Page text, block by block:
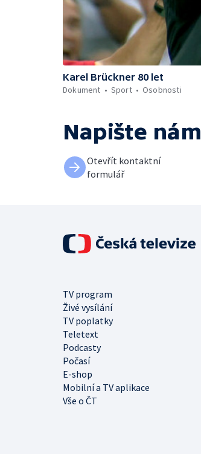
Karel Brückner 80 let
Dokument
Sport Osobnosti
Napište nám
Otevřít kontaktní
formulář
TV program
Živé vysílání
TV poplatky
Teletext
Podcasty
Počasí
E-shop
Mobilní a TV aplikace
Vše o ČT